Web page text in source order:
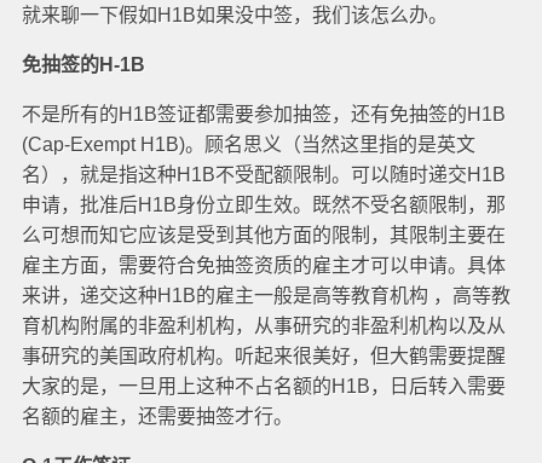
就来聊一下假如H1B如果没中签，我们该怎么办。
免抽签的H-1B
不是所有的H1B签证都需要参加抽签，还有免抽签的H1B
(Cap-Exempt H1B)。顾名思义（当然这里指的是英文
名），就是指这种H1B不受配额限制。可以随时递交H1B
申请，批准后H1B身份立即生效。既然不受名额限制，那
么可想而知它应该是受到其他方面的限制，其限制主要在
雇主方面，需要符合免抽签资质的雇主才可以申请。具体
来讲，递交这种H1B的雇主一般是高等教育机构 ，高等教
育机构附属的非盈利机构，从事研究的非盈利机构以及从
事研究的美国政府机构。听起来很美好，但大鹤需要提醒
大家的是，一旦用上这种不占名额的H1B，日后转入需要
名额的雇主，还需要抽签才行。